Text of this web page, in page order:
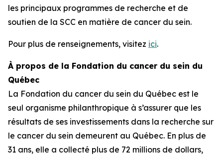
les principaux programmes de recherche et de
soutien de la SCC en matière de cancer du sein.
Pour plus de renseignements, visitez ici.
À propos de la Fondation du cancer du sein du
Québec
La Fondation du cancer du sein du Québec est le
seul organisme philanthropique à s’assurer que les
résultats de ses investissements dans la recherche sur
le cancer du sein demeurent au Québec. En plus de
31 ans, elle a collecté plus de 72 millions de dollars,